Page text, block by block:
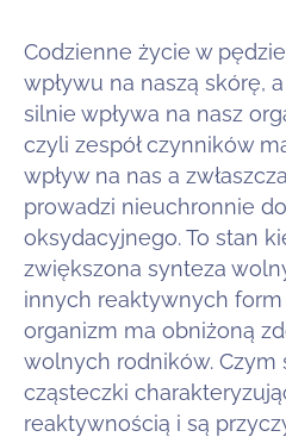
Codzienne życie w
wpływu na naszą skórę,
silnie wpływa na nasz
czyli zespół czynników
wpływ na nas a
prowadzi nieuchronnie
oksydacyjnego. To stan
zwiększona synteza
innych reaktywnych
organizm ma obniżoną
wolnych rodników. Czym
cząsteczki
reaktywnością i są